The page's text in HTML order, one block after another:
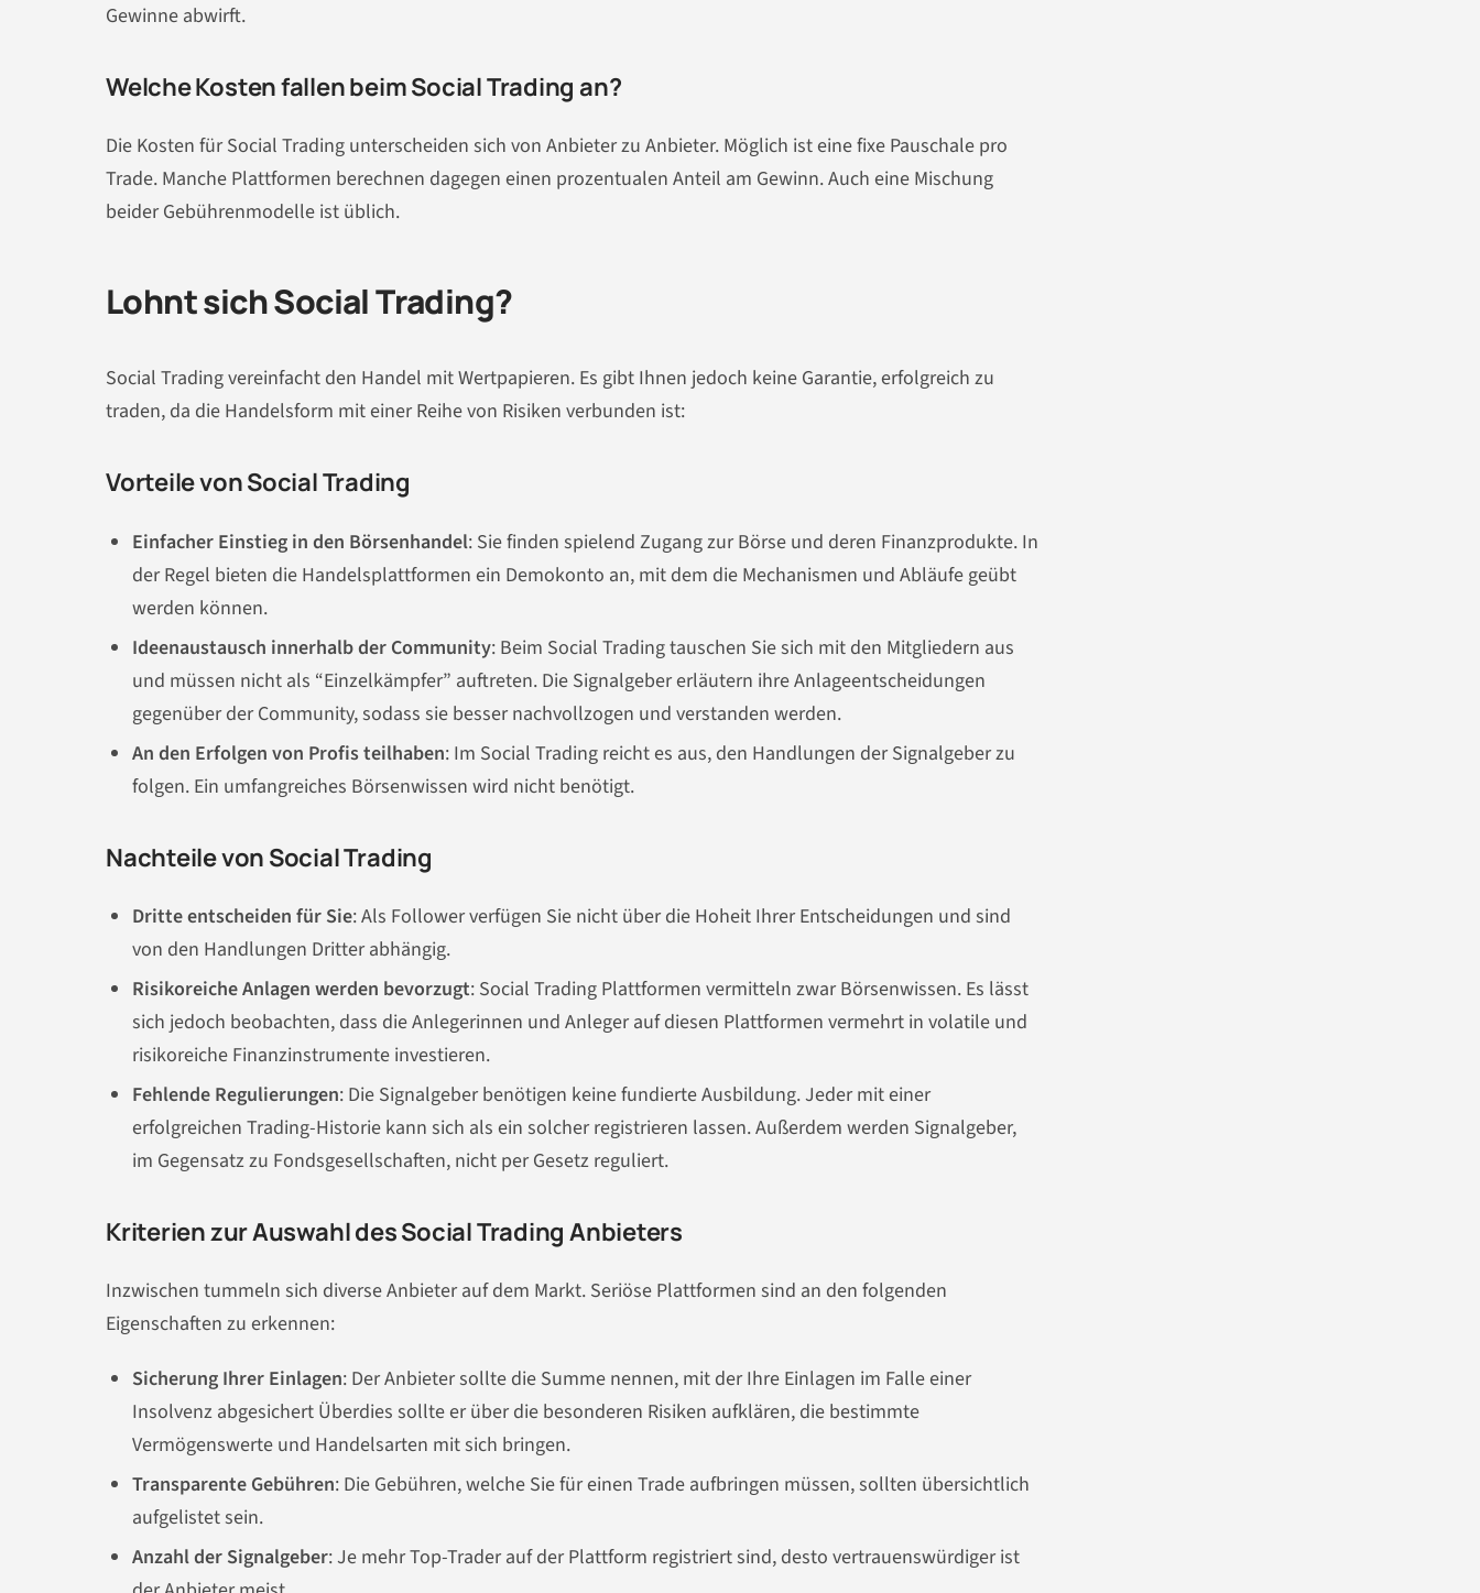
Gewinne abwirft.
Welche Kosten fallen beim Social Trading an?
Die Kosten für Social Trading unterscheiden sich von Anbieter zu Anbieter. Möglich ist eine fixe Pauschale pro
Trade. Manche Plattformen berechnen dagegen einen prozentualen Anteil am Gewinn. Auch eine Mischung
beider Gebührenmodelle ist üblich.
Lohnt sich Social Trading?
Social Trading vereinfacht den Handel mit Wertpapieren. Es gibt Ihnen jedoch keine Garantie, erfolgreich zu
traden, da die Handelsform mit einer Reihe von Risiken verbunden ist:
Vorteile von Social Trading
Einfacher Einstieg in den Börsenhandel: Sie finden spielend Zugang zur Börse und deren Finanzprodukte. In
der Regel bieten die Handelsplattformen ein Demokonto an, mit dem die Mechanismen und Abläufe geübt
werden können.
Ideenaustausch innerhalb der Community: Beim Social Trading tauschen Sie sich mit den Mitgliedern aus
und müssen nicht als “Einzelkämpfer” auftreten. Die Signalgeber erläutern ihre Anlageentscheidungen
gegenüber der Community, sodass sie besser nachvollzogen und verstanden werden.
An den Erfolgen von Profis teilhaben: Im Social Trading reicht es aus, den Handlungen der Signalgeber zu
folgen. Ein umfangreiches Börsenwissen wird nicht benötigt.
Nachteile von Social Trading
Dritte entscheiden für Sie: Als Follower verfügen Sie nicht über die Hoheit Ihrer Entscheidungen und sind
von den Handlungen Dritter abhängig.
Risikoreiche Anlagen werden bevorzugt: Social Trading Plattformen vermitteln zwar Börsenwissen. Es lässt
sich jedoch beobachten, dass die Anlegerinnen und Anleger auf diesen Plattformen vermehrt in volatile und
risikoreiche Finanzinstrumente investieren.
Fehlende Regulierungen: Die Signalgeber benötigen keine fundierte Ausbildung. Jeder mit einer
erfolgreichen Trading-Historie kann sich als ein solcher registrieren lassen. Außerdem werden Signalgeber,
im Gegensatz zu Fondsgesellschaften, nicht per Gesetz reguliert.
Kriterien zur Auswahl des Social Trading Anbieters
Inzwischen tummeln sich diverse Anbieter auf dem Markt. Seriöse Plattformen sind an den folgenden
Eigenschaften zu erkennen:
Sicherung Ihrer Einlagen: Der Anbieter sollte die Summe nennen, mit der Ihre Einlagen im Falle einer
Insolvenz abgesichert Überdies sollte er über die besonderen Risiken aufklären, die bestimmte
Vermögenswerte und Handelsarten mit sich bringen.
Transparente Gebühren: Die Gebühren, welche Sie für einen Trade aufbringen müssen, sollten übersichtlich
aufgelistet sein.
Anzahl der Signalgeber: Je mehr Top-Trader auf der Plattform registriert sind, desto vertrauenswürdiger ist